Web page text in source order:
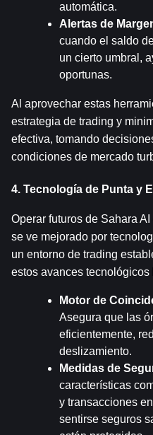
automática.
Alertas de
cuando el saldo
un cierto umbral,
oportunas.
Al aprovechar estas
estrategia de trading y
efectiva, tomando
condiciones de mercado
4. Tecnología de Punta y
Operar futuros de Sahara
se ve mejorado por
un entorno de trading
estos avances
Motor de
Asegura que las
eficientemente,
deslizamiento.
Medidas de
características
y transacciones
sentirse seguros